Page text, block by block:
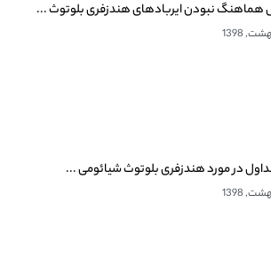
نبودن ایربادهای هندزفری بلوتوث ...
در مورد هندزفری بلوتوث شیائومی ...